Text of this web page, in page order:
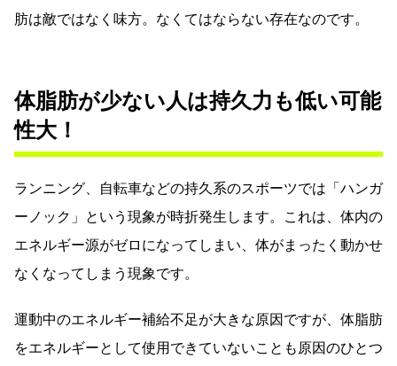
肪は敵ではなく味方。なくてはならない存在なのです。
体脂肪が少ない人は持久力も低い可能
性大！
ランニング、自転車などの持久系のスポーツでは「ハンガ
ーノック」という現象が時折発生します。これは、体内の
エネルギー源がゼロになってしまい、体がまったく動かせ
なくなってしまう現象です。
運動中のエネルギー補給不足が大きな原因ですが、体脂肪
をエネルギーとして使用できていないことも原因のひとつ